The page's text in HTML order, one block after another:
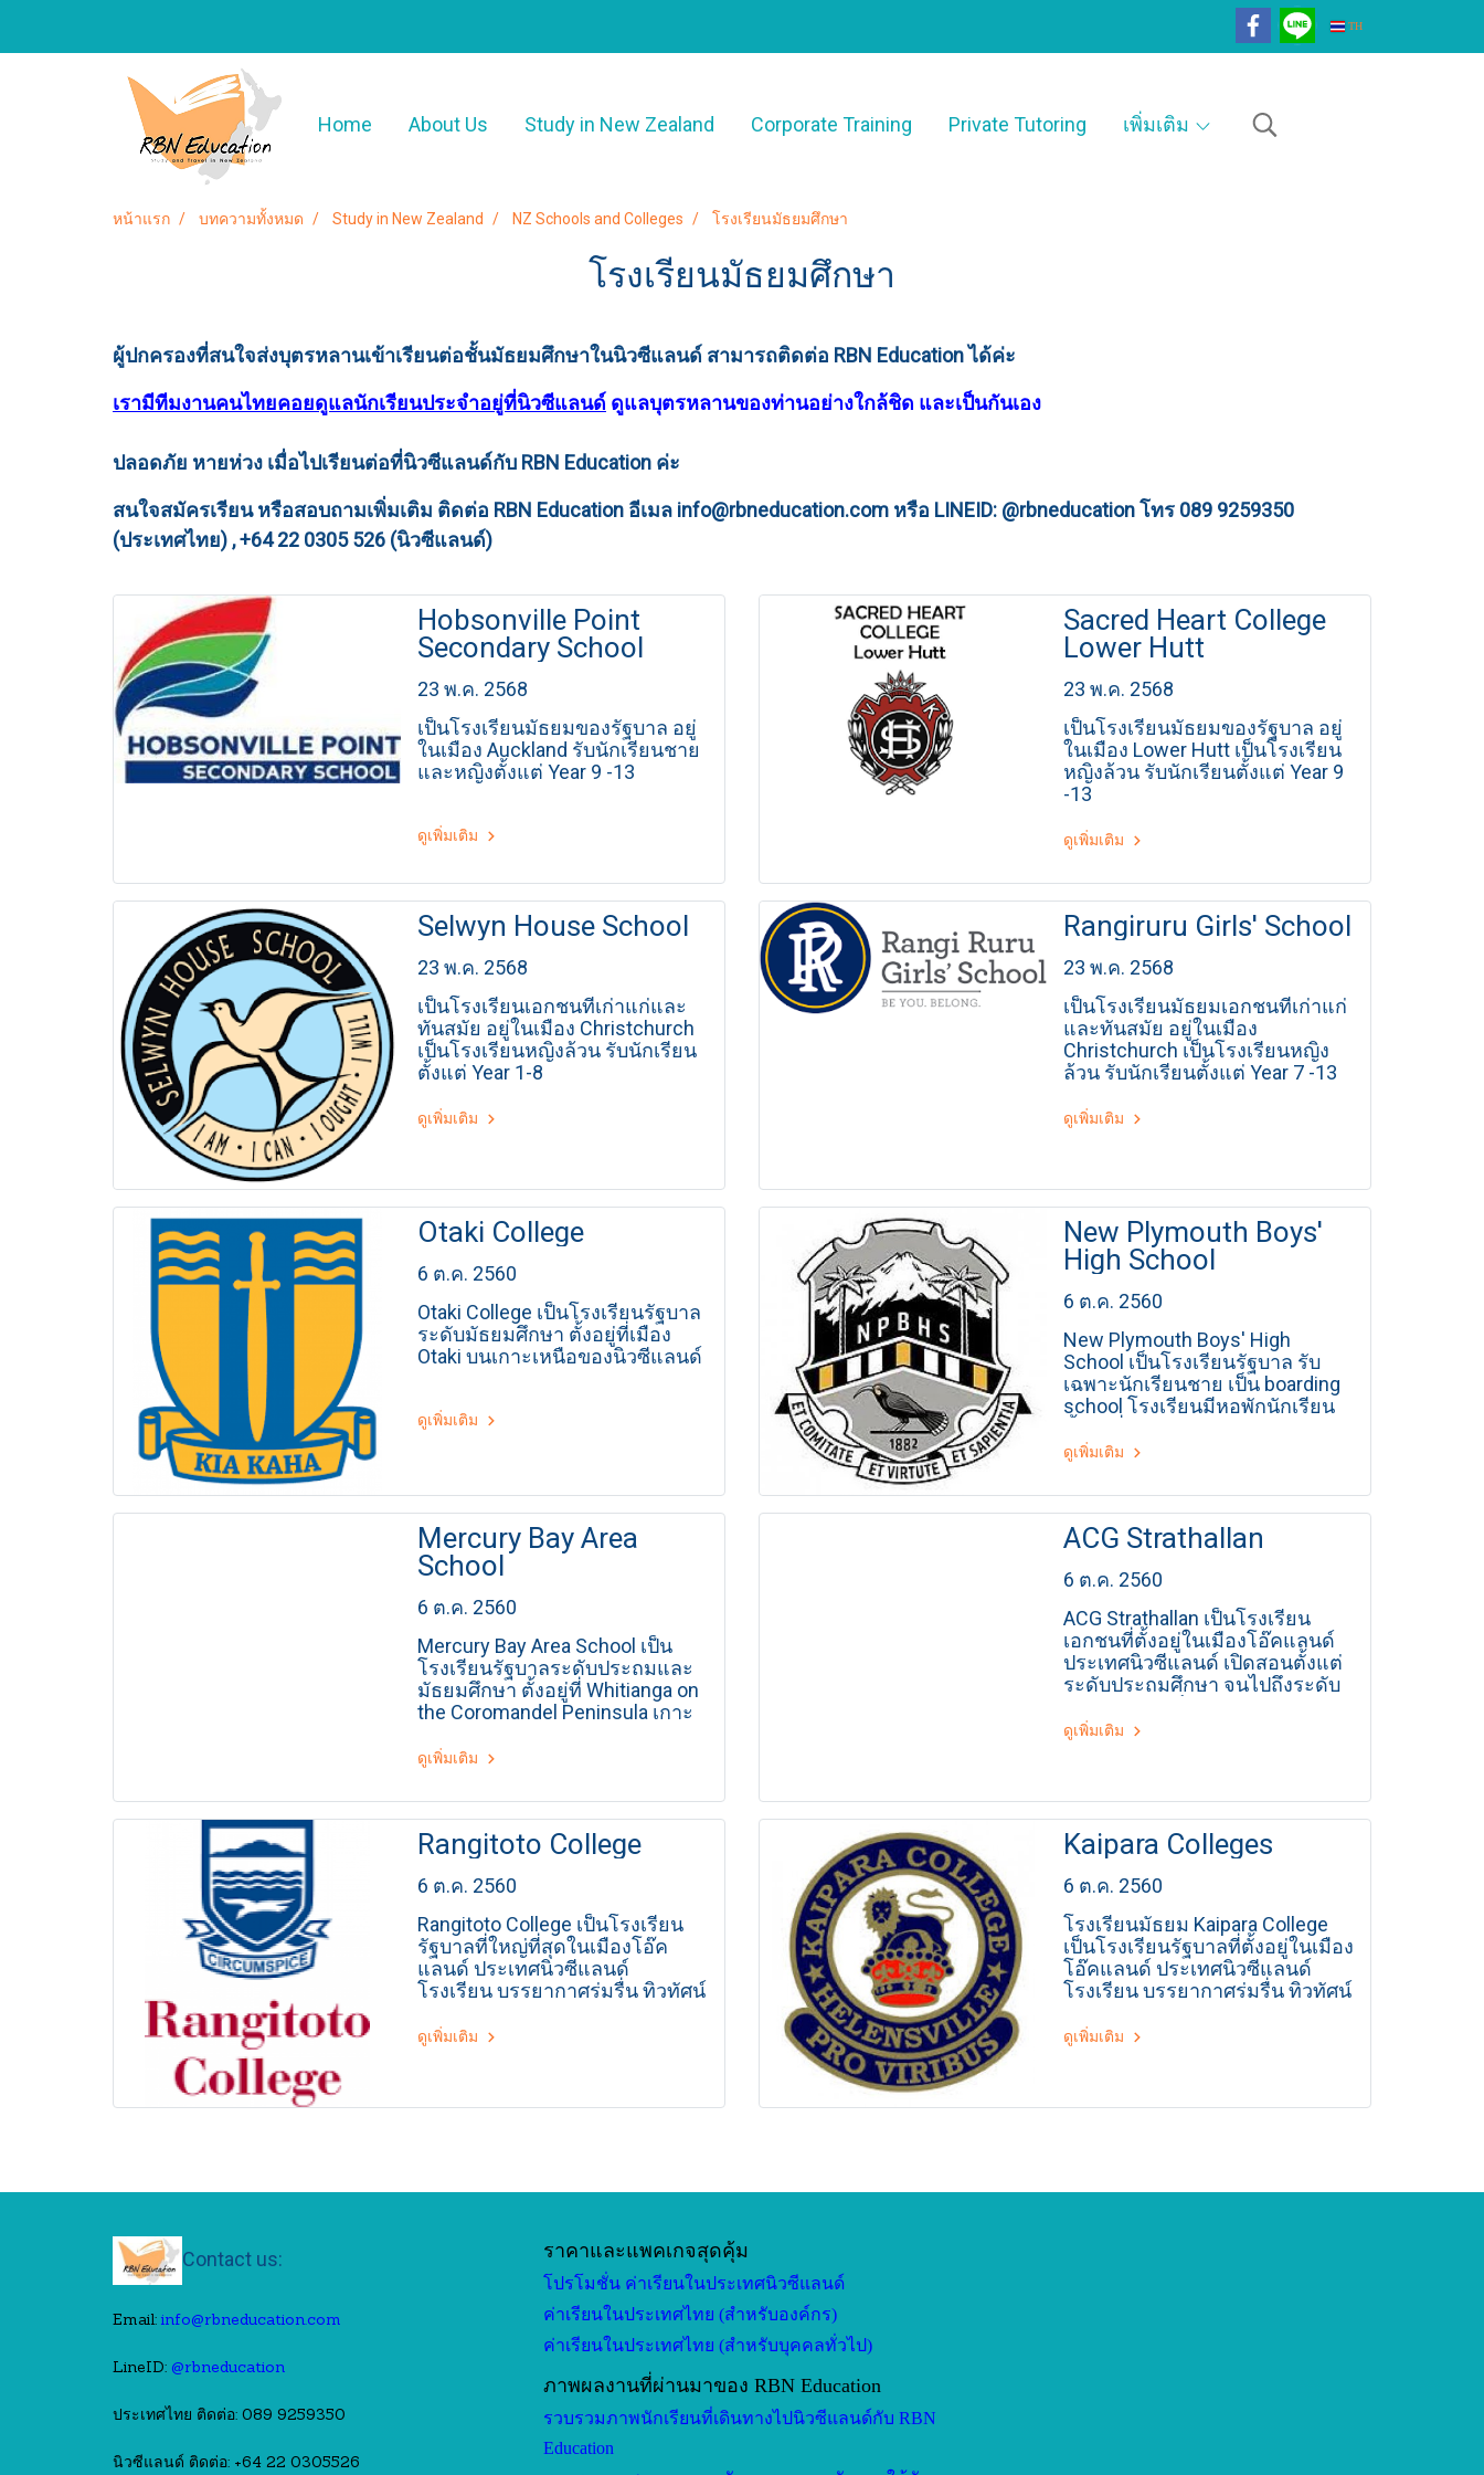
TH
Home About Us Study in New Zealand Corporate Training Private Tutoring เพิ่มเติม
หน้าแรก บทความทั้งหมด Study in New Zealand NZ Schools and Colleges โรงเรียนมัธยมศึกษา
โรงเรียนมัธยมศึกษา
ผู้ปกครองที่สนใจส่งบุตรหลานเข้าเรียนต่อชั้นมัธยมศึกษาในนิวซีแลนด์ สามารถติดต่อ RBN Education ได้ค่ะ
เรามีทีมงานคนไทยคอยดูแลนักเรียนประจำอยู่ที่นิวซีแลนด์ ดูแลบุตรหลานของท่านอย่างใกล้ชิด และเป็นกันเอง
ปลอดภัย หายห่วง เมื่อไปเรียนต่อที่นิวซีแลนด์กับ RBN Education ค่ะ
สนใจสมัครเรียน หรือสอบถามเพิ่มเติม ติดต่อ RBN Education อีเมล info@rbneducation.com หรือ LINEID: @rbneducationโทร 089 9259350
(ประเทศไทย) , +64 22 0305 526 (นิวซีแลนด์)
Hobsonville Point
Secondary School
23 พ.ค. 2568
เป็นโรงเรียนมัธยมของรัฐบาล อยู่
ในเมือง Auckland รับนักเรียนชาย
และหญิงตั้งแต่ Year 9 -13
ดูเพิ่มเติม
Sacred Heart College
Lower Hutt
23 พ.ค. 2568
เป็นโรงเรียนมัธยมของรัฐบาล อยู่
ในเมือง Lower Hutt เป็นโรงเรียน
หญิงล้วน รับนักเรียนตั้งแต่ Year 9
-13
ดูเพิ่มเติม
Selwyn House School
23 พ.ค. 2568
เป็นโรงเรียนเอกชนที่เก่าแก่และ
ทันสมัย อยู่ในเมือง Christchurch
เป็นโรงเรียนหญิงล้วน รับนักเรียน
ตั้งแต่ Year 1-8
ดูเพิ่มเติม
Rangiruru Girls' School
23 พ.ค. 2568
เป็นโรงเรียนมัธยมเอกชนที่เก่าแก่
และทันสมัย อยู่ในเมือง
Christchurch เป็นโรงเรียนหญิง
ล้วน รับนักเรียนตั้งแต่ Year 7 -13
ดูเพิ่มเติม
Otaki College
6 ต.ค. 2560
Otaki College เป็นโรงเรียนรัฐบาล
ระดับมัธยมศึกษา ตั้งอยู่ที่เมือง
Otaki บนเกาะเหนือของนิวซีแลนด์
ดูเพิ่มเติม
New Plymouth Boys'
High School
6 ต.ค. 2560
New Plymouth Boys' High
School เป็นโรงเรียนรัฐบาล รับ
เฉพาะนักเรียนชาย เป็น boarding
school โรงเรียนมีหอพักนักเรียน
เกาะเหนือของประเทศนิวซีแลนด์
ดูเพิ่มเติม
Mercury Bay Area
School
6 ต.ค. 2560
Mercury Bay Area School เป็น
โรงเรียนรัฐบาลระดับประถมและ
มัธยมศึกษา ตั้งอยู่ที่ Whitianga on
the Coromandel Peninsula เกาะ
สวยงาม ใกล้ทะเล โรงเรียนส่ง
ทางน้ำ เช่น พายเรือคายัค และ
กิจกรรมใต้น้ำ เช่น การดำน้ำ
ดูเพิ่มเติม
ACG Strathallan
6 ต.ค. 2560
ACG Strathallan เป็นโรงเรียน
เอกชนที่ตั้งอยู่ในเมืองโอ๊คแลนด์
ประเทศนิวซีแลนด์ เปิดสอนตั้งแต่
ระดับประถมศึกษา จนไปถึงระดับ
ระบบแคมบริด ซึ่งเป็นหลักสูตร
ผ่านระบบการศึกษานานาชาติแบบ
แคมบริด 100% ค่ะ โรงเรียนขนาด
ใหญ่ บรรยากาศร่มรื่น ทิวทัศน์
สวยงาม เป็นโรงเรียนที่ทันสมัย
ครัน มีโรงยิมขนาดใหญ่ โรง
ภาพยนตร์ สนามกีฬาที่มีมาตรฐาน
ระดับนานาชาติ ห้องแลปที่ทันสมัย
เน้นทั้งด้านการเรียนและการกีฬา
ดูเพิ่มเติม
Rangitoto College
6 ต.ค. 2560
Rangitoto College เป็นโรงเรียน
รัฐบาลที่ใหญ่ที่สุดในเมืองโอ๊ค
แลนด์ ประเทศนิวซีแลนด์
โรงเรียน บรรยากาศร่มรื่น ทิวทัศน์
สนามขนาดใหญ่ โรงยิมสามแห่ง
นักเรียนดี บ้านอยุ่ไม่ไกลจาก
ดูเพิ่มเติม
Kaipara Colleges
6 ต.ค. 2560
โรงเรียนมัธยม Kaipara College
เป็นโรงเรียนรัฐบาลที่ตั้งอยู่ในเมือง
โอ๊คแลนด์ ประเทศนิวซีแลนด์
โรงเรียน บรรยากาศร่มรื่น ทิวทัศน์
สนามขนาดใหญ่ สระว่ายน้ำ โรง
นอยุ่ไม่ไกลจากโรงเรียน เดินทาง
ดูเพิ่มเติม
Contact us:
Email: info@rbneducation.com
LineID: @rbneducation
ประเทศไทย ติดต่อ: 089 9259350
นิวซีแลนด์ ติดต่อ: +64 22 0305526
ราคาและแพคเกจสุดคุ้ม
โปรโมชั่น ค่าเรียนในประเทศนิวซีแลนด์
ค่าเรียนในประเทศไทย (สำหรับองค์กร)
ค่าเรียนในประเทศไทย (สำหรับบุคคลทั่วไป)
ภาพผลงานที่ผ่านมาของ RBN Education
รวบรวมภาพนักเรียนที่เดินทางไปนิวซีแลนด์กับ RBN
Education